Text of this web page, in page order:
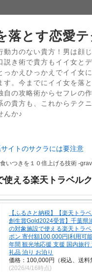
落とす恋愛
力のない貴方！男は顔
き術で貴方もイイ女と
かえひっかえでイイ女
。今までにイイ女を落
の攻略術からセフレの
貴方も、これからテク
んか♪
イトのサクラには要注意
いつきを１０倍上げる技術 -
使える楽天トラベル
【ふるさと納税】【楽天トラ
創生賞Gold2024受賞】千葉県
の対象施設で使える楽天トラ
ポン 寄付額100,000円|利用可
年間 観光地応援 支援 国内旅行
礼品 泊り お泊り
価格：100,000円（税込、送料
(2026/4/16時点)